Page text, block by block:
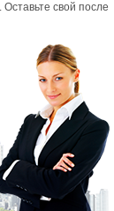
свой после